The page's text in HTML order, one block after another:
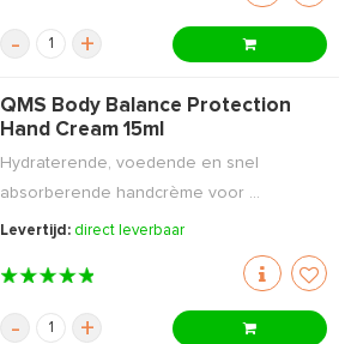
- +
QMS Body Balance Protection
Hand Cream 15ml
Hydraterende, voedende en snel
absorberende handcrème voor ...
Levertijd: direct leverbaar
- +